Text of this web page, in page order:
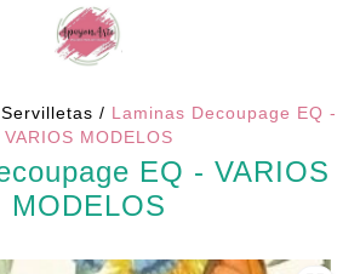
/ Laminas Decoupage EQ -
VARIOS MODELOS
EQ - VARIOS
MODELOS